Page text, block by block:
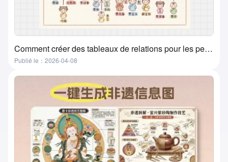
Comment créer des tableaux de relations pour les personnages de films, livres et manuels ? Une méthode super pratique et simple
Publié le：2026-04-08